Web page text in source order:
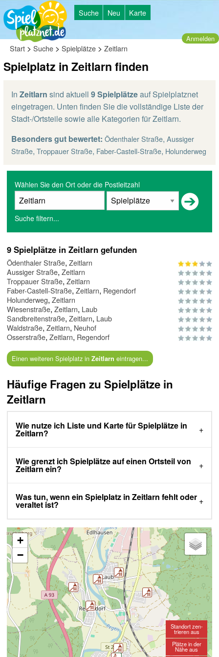
Suche Neu Karte
Anmelden
Start > Suche > Spielplätze > Zeitlarn
Spielplatz in Zeitlarn finden
In Zeitlarn sind aktuell 9 Spielplätzeauf Spielplatznet
eingetragen. Unten finden Sie die vollständige Liste der
Stadt-/Ortsteile sowie alle Kategorien für Zeitlarn.
Besonders gut bewertet: Ödenthaler Straße, Aussiger
Straße, Troppauer Straße, Faber-Castell-Straße, Holunderweg
Wählen Sie den Ort oder die Postleitzahl
Suche filtern...
9 Spielplätze in Zeitlarn gefunden
Ödenthaler Straße, Zeitlarn
Aussiger Straße, Zeitlarn
Troppauer Straße, Zeitlarn
Faber-Castell-Straße, Zeitlarn, Regendorf
Holunderweg, Zeitlarn
Wiesenstraße, Zeitlarn, Laub
Sandbreitenstraße, Zeitlarn, Laub
Waldstraße, Zeitlarn, Neuhof
Osserstraße, Zeitlarn, Regendorf
Einen weiteren Spielplatz in Zeitlarn eintragen...
Häufige Fragen zu Spielplätze in
Zeitlarn
Wie nutze ich Liste und Karte für Spielplätze in
Zeitlarn?
Wie grenzt ich Spielplätze auf einen Ortsteil von
Zeitlarn ein?
Was tun, wenn ein Spielplatz in Zeitlarn fehlt oder
veraltet ist?
+
−
Standort zen-
trieren aus
Plätze in der
Nähe aus